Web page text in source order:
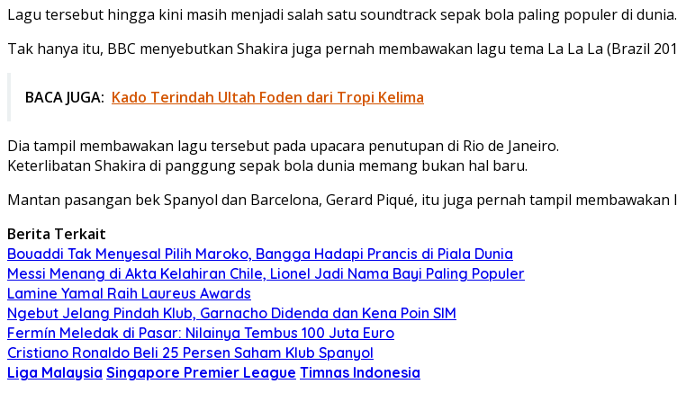
Lagu tersebut hingga kini masih menjadi salah satu soundtrack sepak bola paling populer di dunia.
Tak hanya itu, BBC menyebutkan Shakira juga pernah membawakan lagu tema La La La (Brazil
BACA JUGA: Kado Terindah Ultah Foden dari Tropi Kelima
Dia tampil membawakan lagu tersebut pada upacara penutupan di Rio de Janeiro.
Keterlibatan Shakira di panggung sepak bola dunia memang bukan hal baru.
Mantan pasangan bek Spanyol dan Barcelona, Gerard Piqué, itu juga pernah tampil membawakan
Berita Terkait
Bouaddi Tak Menyesal Pilih Maroko, Bangga Hadapi Prancis di Piala Dunia
Messi Menang di Akta Kelahiran Chile, Lionel Jadi Nama Bayi Paling Populer
Lamine Yamal Raih Laureus Awards
Ngebut Jelang Pindah Klub, Garnacho Didenda dan Kena Poin SIM
Fermín Meledak di Pasar: Nilainya Tembus 100 Juta Euro
Cristiano Ronaldo Beli 25 Persen Saham Klub Spanyol
Liga Malaysia Singapore Premier League Timnas Indonesia